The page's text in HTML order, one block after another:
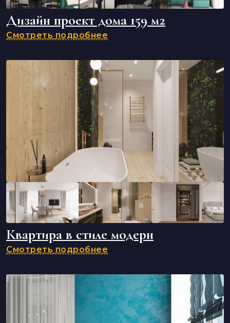
Дизайн проект дома 159 м2
Смотреть подробнее
Квартира в стиле модерн
Смотреть подробнее